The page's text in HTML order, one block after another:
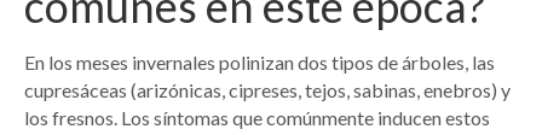
En los meses invernales polinizan dos tipos de árboles, las
cupresáceas (arizónicas, cipreses, tejos, sabinas, enebros) y
los fresnos. Los síntomas que comúnmente inducen estos